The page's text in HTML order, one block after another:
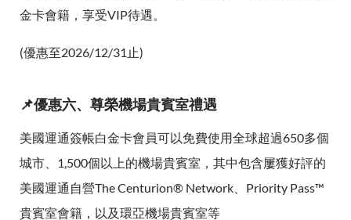
金卡會籍，享受VIP待遇。
(優惠至2026/12/31止)
📌優惠六、尊榮機場貴賓室禮遇
美國運通簽帳白金卡會員可以免費使用全球超過650多個
城市、1,500個以上的機場貴賓室，其中包含屢獲好評的
美國運通自營The Centurion® Network、Priority Pass™
貴賓室會籍，以及環亞機場貴賓室等